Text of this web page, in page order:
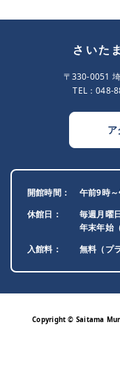
さいた
〒330-0051
TEL：048-
ア
開館時間
午前9時
休館日
毎週月曜
年末年始
入館料
無料（プ
Copyright © Saitama